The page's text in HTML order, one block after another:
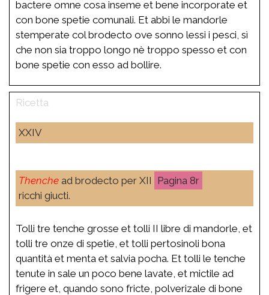
bactere omne cosa inseme et bene incorporate et
con bone spetie comunali. Et abbi le mandorle
stemperate col brodecto ove sonno lessi i pesci, sì
che non sia troppo longo nè troppo spesso et con
bone spetie con esso ad bollire.
XXIV
Thenche ad brodecto per XII
8r
ricchi giucti.
Tolli tre tenche grosse et tolli II libre di mandorle, et
tolli tre onze di spetie, et tolli pertosinoli bona
quantità et menta et salvia pocha. Et tolli le tenche
tenute in sale un poco bene lavate, et mictile ad
frigere et, quando sono fricte, polverizale di bone